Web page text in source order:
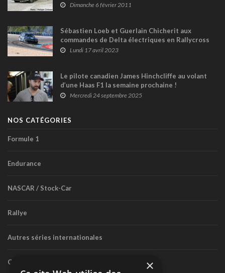
Dimanche 6 février 2011
Sébastien Loeb et Guerlain Chicherit aux
commandes de Delta électriques en Rallycross
mondial cette saison !
Lundi 17 avril 2023
Le pilote canadien James Hinchcliffe au volant
d’une Haas F1 la semaine prochaine !
Mercredi 24 septembre 2025
NOS CATÉGORIES
Formule 1
Endurance
NASCAR / Stock-Car
Rallye
Autres séries internationales
Circuit routier canadien ×